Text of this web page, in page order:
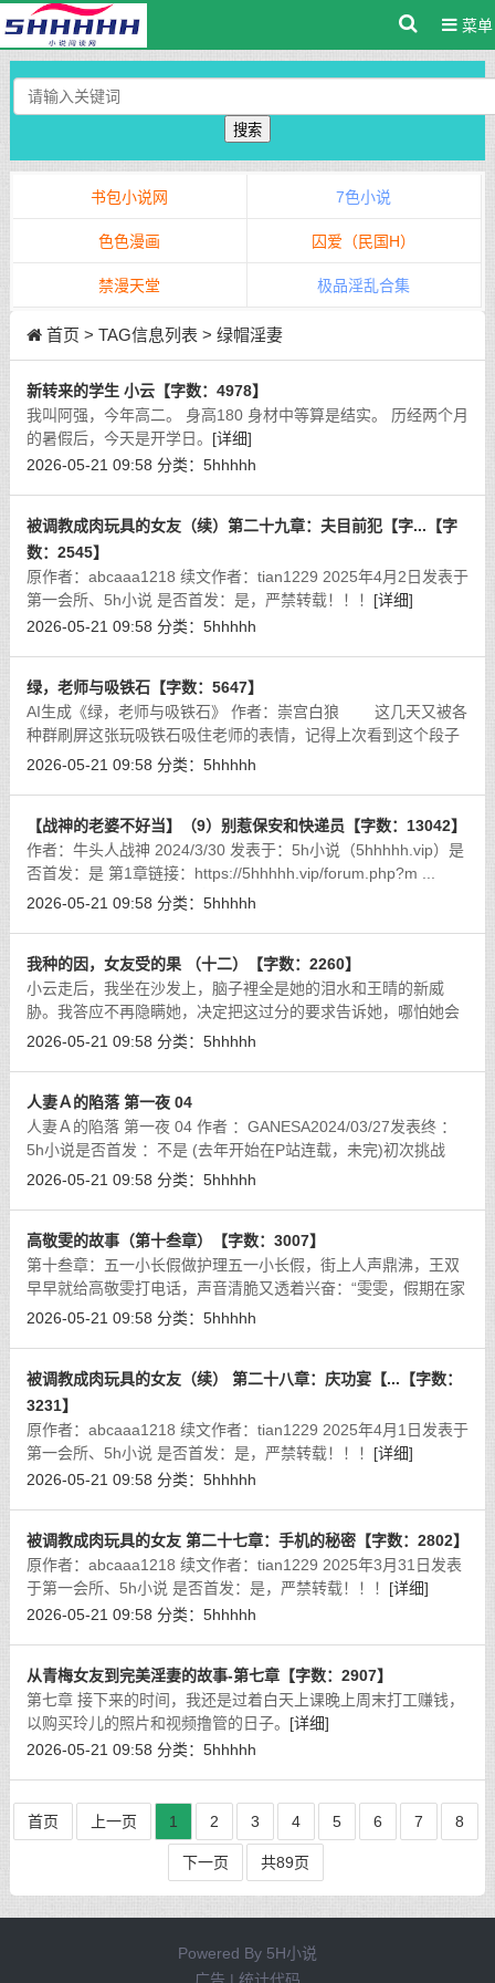
菜单
搜索
书包小说网 7色小说
色色漫画 囚爱（民国H）
禁漫天堂 极品淫乱合集
首页 > TAG信息列表 > 绿帽淫妻
新转来的学生 小云【字数：4978】
我叫阿强，今年高二。 身高180 身材中等算是结实。 历经两个月
的暑假后，今天是开学日。 [详细]
2026-05-21 09:58 分类： 5hhhhh
被调教成肉玩具的女友（续）第二十九章：夫目前犯【字...【字
数：2545】
原作者：abcaaa1218 续文作者：tian1229 2025年4月2日发表于
第一会所、5h小说 是否首发：是，严禁转载！！！ [详细]
2026-05-21 09:58 分类： 5hhhhh
绿，老师与吸铁石【字数：5647】
AI生成《绿，老师与吸铁石》 作者：崇宫白狼 这几天又被各
种群刷屏这张玩吸铁石吸住老师的表情，记得上次看到这个段子
还是上次，什么，大清亡了？不过刚好趁着最近都在玩AI，于是
2026-05-21 09:58 分类： 5hhhhh
【战神的老婆不好当】（9）别惹保安和快递员【字数：13042】
作者：牛头人战神 2024/3/30 发表于：5h小说（5hhhhh.vip）是
否首发：是 第1章链接：https://5hhhhh.vip/forum.php?m ...
id=42098&extra=第2章链接：https://5hhhhh.vip/forum.php?
2026-05-21 09:58 分类： 5hhhhh
我种的因，女友受的果 （十二）【字数：2260】
小云走后，我坐在沙发上，脑子裡全是她的泪水和王晴的新威
胁。我答应不再隐瞒她，决定把这过分的要求告诉她，哪怕她会
崩溃，至少我们能一起面对。我拨通她电话，低声说：「小云，
2026-05-21 09:58 分类： 5hhhhh
人妻Ａ的陷落 第一夜 04
人妻Ａ的陷落 第一夜 04 作者 ：GANESA2024/03/27发表终 ：
5h小说是否首发 ：不是 (去年开始在P站连载，未完)初次挑战
NTR、3P的描写，欢迎善意提醒及意见…
2026-05-21 09:58 分类： 5hhhhh
高敬雯的故事（第十叁章）【字数：3007】
第十叁章：五一小长假做护理五一小长假，街上人声鼎沸，王双
早早就给高敬雯打电话，声音清脆又透着兴奋：“雯雯，假期在家
多无聊，咱们去逛街吧！带上各自男朋友，反正周磊和陈平也认
2026-05-21 09:58 分类： 5hhhhh
被调教成肉玩具的女友（续） 第二十八章：庆功宴【...【字数：
3231】
原作者：abcaaa1218 续文作者：tian1229 2025年4月1日发表于
第一会所、5h小说 是否首发：是，严禁转载！！！ [详细]
2026-05-21 09:58 分类： 5hhhhh
被调教成肉玩具的女友 第二十七章：手机的秘密【字数：2802】
原作者：abcaaa1218 续文作者：tian1229 2025年3月31日发表
于第一会所、5h小说 是否首发：是，严禁转载！！！ [详细]
2026-05-21 09:58 分类： 5hhhhh
从青梅女友到完美淫妻的故事-第七章【字数：2907】
第七章 接下来的时间，我还是过着白天上课晚上周末打工赚钱，
以购买玲儿的照片和视频撸管的日子。 [详细]
2026-05-21 09:58 分类： 5hhhhh
首页 上一页 1 2 3 4 5 6 7 8
下一页 共89页
Powered By 5H小说